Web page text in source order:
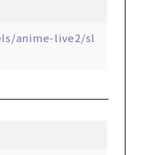
anime-live2/sl